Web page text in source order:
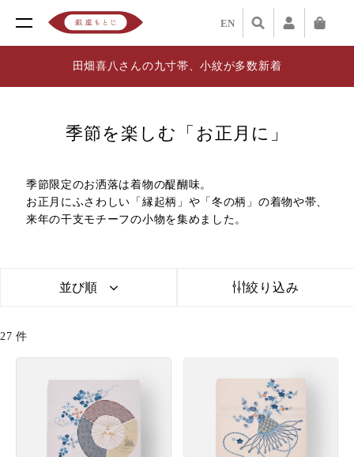
EN
田畑喜八さんの九寸帯、小紋が多数新着
季節を楽しむ「お正月に」
季節限定のお洒落は着物の醍醐味。
お正月にふさわしい「縁起柄」や「冬の柄」の着物や帯、
来年の干支モチーフの小物を集めました。
並び順 絞り込み
27 件